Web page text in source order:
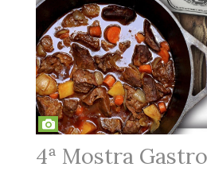
4ª Mostra